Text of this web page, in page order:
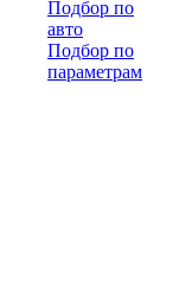
Подбор по
авто
Подбор по
параметрам